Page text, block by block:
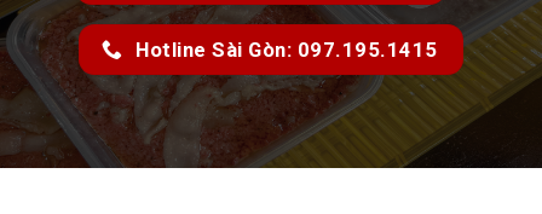
Hotline Sài Gòn: 097.195.1415